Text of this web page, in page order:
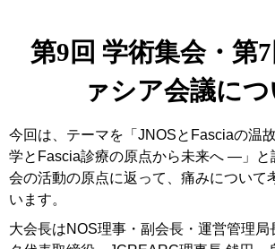
第9回 学術集会・第
ァシア会議に
今回は、テーマを「JNOSとFasciaの温
学とFascia診療の原点から未来へ ―」と
会の活動の原点に返って、痛みについて
います。
大会長はNOS理事・副会長・運営管理